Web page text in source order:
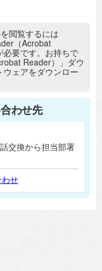
閲覧するには
（Acrobat
必要です。お持ちで
Reader）」ダウ
ェアをダウンロー
わせ先
交換から担当部署
せ